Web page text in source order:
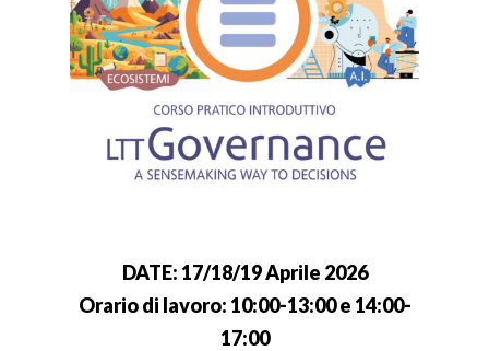
DATE: 17/18/19 Aprile 2026
Orario di lavoro: 10:00-13:00 e 14:00-
17:00